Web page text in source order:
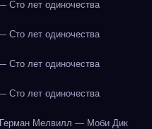
Сто лет одиночества
Сто лет одиночества
Сто лет одиночества
Сто лет одиночества
Герман Мелвилл — Моби Дик